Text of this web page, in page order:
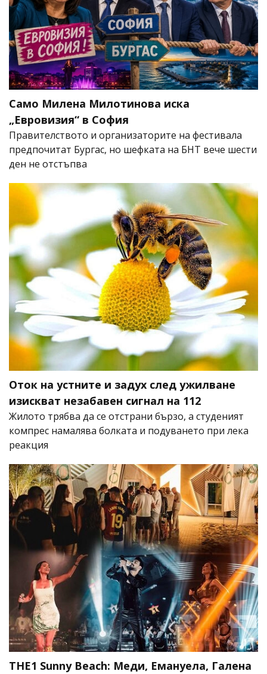
Само Милена Милотинова иска
„Евровизия“ в София
Правителството и организаторите на фестивала
предпочитат Бургас, но шефката на БНТ вече шести
ден не отстъпва
Оток на устните и задух след ужилване
изискват незабавен сигнал на 112
Жилото трябва да се отстрани бързо, а студеният
компрес намалява болката и подуването при лека
реакция
THE1 Sunny Beach: Меди, Емануела, Галена